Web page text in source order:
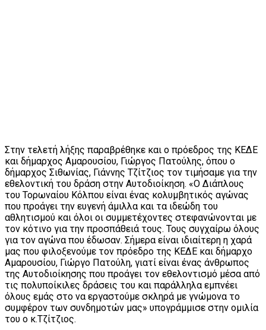
Στην τελετή λήξης παραβρέθηκε και ο πρόεδρος της ΚΕΔΕ
και δήμαρχος Αμαρουσίου, Γιώργος Πατούλης, όπου ο
δήμαρχος Σιθωνίας, Γιάννης Τζίτζιος τον τιμήσαμε για την
εθελοντική του δράση στην Αυτοδιοίκηση. «Ο Διάπλους
του Τορωναίου Κόλπου είναι ένας κολυμβητικός αγώνας
που προάγει την ευγενή άμιλλα και τα ιδεώδη του
αθλητισμού και όλοι οι συμμετέχοντες στεφανώνονται με
τον κότινο για την προσπάθειά τους. Τους συγχαίρω όλους
για τον αγώνα που έδωσαν. Σήμερα είναι ιδιαίτερη η χαρά
μας που φιλοξενούμε τον πρόεδρο της ΚΕΔΕ και δήμαρχο
Αμαρουσίου, Γιώργο Πατούλη, γιατί είναι ένας άνθρωπος
της Αυτοδιοίκησης που προάγει τον εθελοντισμό μέσα από
τις πολυποίκιλες δράσεις του και παράλληλα εμπνέει
όλους εμάς στο να εργαστούμε σκληρά με γνώμονα το
συμφέρον των συνδημοτών μας» υπογράμμισε στην ομιλία
του ο κ.Τζίτζιος.